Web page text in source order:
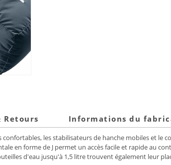
Retours Informations du
les stabilisateurs de hanche mobiles et le
en forme de J permet un accès facile et rapide au
d'eau jusqu'à 1,5 litre trouvent également leur